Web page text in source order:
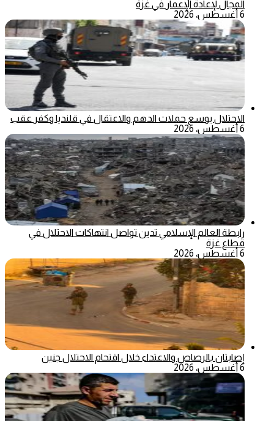
المجال لإعادة الإعمار في غزة
6 أغسطس، 2026
الاحتلال يوسع حملات الدهم والاعتقال في قلنديا وكفر عقب
6 أغسطس، 2026
رابطة العالم الإسلامي تدين تواصل انتهاكات الاحتلال في
قطاع غزة
6 أغسطس، 2026
إصابتان بالرصاص والاعتداء خلال اقتحام الاحتلال جنين
6 أغسطس، 2026